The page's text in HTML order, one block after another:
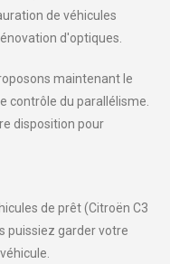
de véhicules
d'optiques.
maintenant le
contrôle du parallélisme.
disposition pour
de prêt (Citroën C3
puissiez garder votre